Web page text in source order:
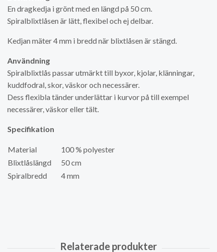
En dragkedja i grönt med en längd på 50 cm.
Spiralblixtlåsen är lätt, flexibel och ej delbar.
Kedjan mäter 4 mm i bredd när blixtlåsen är stängd.
Användning
Spiralblixtlås passar utmärkt till byxor, kjolar, klänningar,
kuddfodral, skor, väskor och necessärer.
Dess flexibla tänder underlättar i kurvor på till exempel
necessärer, väskor eller tält.
Specifikation
Material
100 % polyester
Blixtlåslängd
50 cm
Spiralbredd
4 mm